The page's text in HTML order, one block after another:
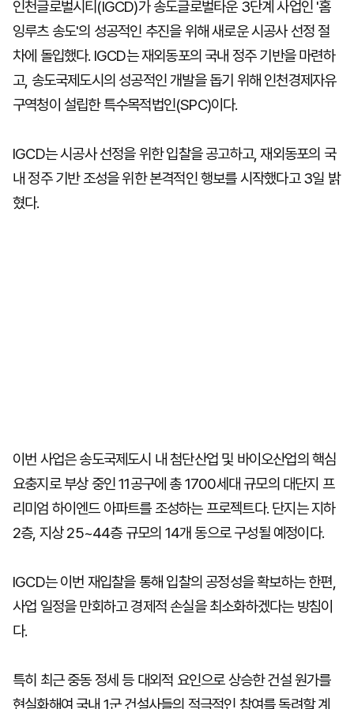
인천글로벌시티(IGCD)가 송도글로벌타운 3단계 사업인 '홈
잉루츠 송도'의 성공적인 추진을 위해 새로운 시공사 선정 절
차에 돌입했다. IGCD는 재외동포의 국내 정주 기반을 마련하
고, 송도국제도시의 성공적인 개발을 돕기 위해 인천경제자유
구역청이 설립한 특수목적법인(SPC)이다.
IGCD는 시공사 선정을 위한 입찰을 공고하고, 재외동포의 국
내 정주 기반 조성을 위한 본격적인 행보를 시작했다고 3일 밝
혔다.
이번 사업은 송도국제도시 내 첨단산업 및 바이오산업의 핵심
요충지로 부상 중인 11공구에 총 1700세대 규모의 대단지 프
리미엄 하이엔드 아파트를 조성하는 프로젝트다. 단지는 지하
2층, 지상 25~44층 규모의 14개 동으로 구성될 예정이다.
IGCD는 이번 재입찰을 통해 입찰의 공정성을 확보하는 한편,
사업 일정을 만회하고 경제적 손실을 최소화하겠다는 방침이
다.
특히 최근 중동 정세 등 대외적 요인으로 상승한 건설 원가를
현실화해여 국내 1군 건설사들의 적극적인 참여를 독려할 계